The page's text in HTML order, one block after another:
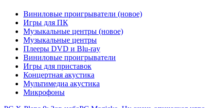
Виниловые проигрыватели (новое)
Игры для ПК
Музыкальные центры (новое)
Музыкальные центры
Плееры DVD и Blu-ray
Виниловые проигрыватели
Игры для приставок
Концертная акустика
Мультимедиа акустика
Микрофоны